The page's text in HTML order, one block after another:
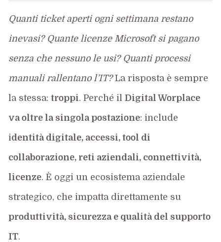
Quanti ticket aperti ogni settimana restano
inevasi? Quante licenze Microsoft si pagano
senza che nessuno le usi? Quanti processi
manuali rallentano l’IT?La risposta è sempre
la stessa:troppi. Perché ilDigital Worplace
va oltre la singola postazione: include
identità digitale, accessi, tool di
collaborazione, reti aziendali, connettività,
licenze. È oggi un ecosistema aziendale
strategico, che impatta direttamente su
produttività, sicurezza e qualità del supporto
IT.